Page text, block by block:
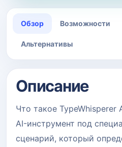
Обзор Возможности
Альтернативы
Описание
Что такое TypeWhisperer
AI-инструмент под
сценарий, который